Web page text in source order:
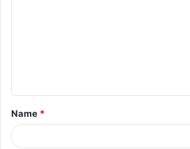
Name *